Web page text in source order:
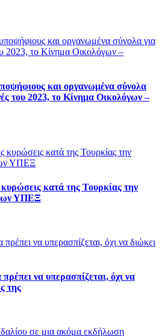
και οργανωμένα σύνολα
του 2023, το Κίνημα Οικολόγων –
κατά της Τουρκίας την
ΥΠΕΞ
να υπερασπίζεται, όχι να
της